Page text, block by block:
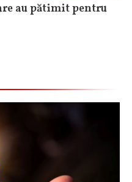
au pătimit pentru